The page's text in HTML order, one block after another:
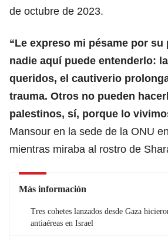
de octubre de 2023.
“Le expreso mi pésame por su
nadie aquí puede entenderlo:
queridos, el cautiverio
trauma. Otros no pueden
palestinos, sí, porque lo
Mansour en la sede de la ONU
mientras miraba al rostro de
Más información
Tres cohetes lanzados desde Gaza
antiaéreas en Israel